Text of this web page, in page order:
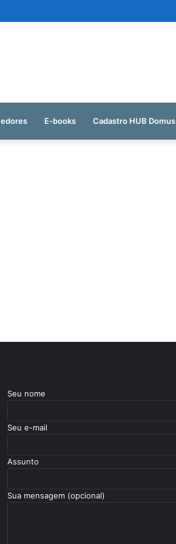
E-books Cadastro HUB Domus
Seu nome
Seu e-mail
Assunto
Sua mensagem (opcional)